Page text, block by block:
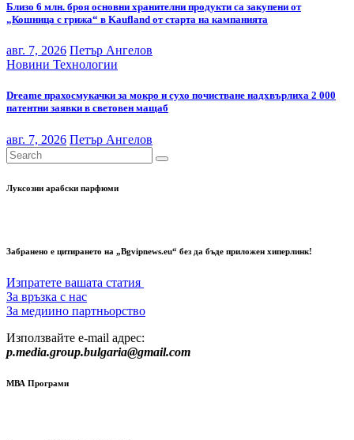
Близо 6 млн. броя основни хранителни продукти са закупени от
„Кошница с грижа“ в Kaufland от старта на кампанията
авг. 7, 2026 Петър Ангелов
Новини Технологии
Dreame прахосмукачки за мокро и сухо почистване надхвърлиха 2 000
патентни заявки в световен мащаб
авг. 7, 2026 Петър Ангелов
Луксозни арабски парфюми
Забранено е цитирането на „Bgvipnews.eu“ без да бъде приложен хиперлинк!
Изпратете вашата статия
За връзка с нас
За медиино партньорство
Използвайте e-mail адрес:
p.media.group.bulgaria@gmail.com
МВА Програми